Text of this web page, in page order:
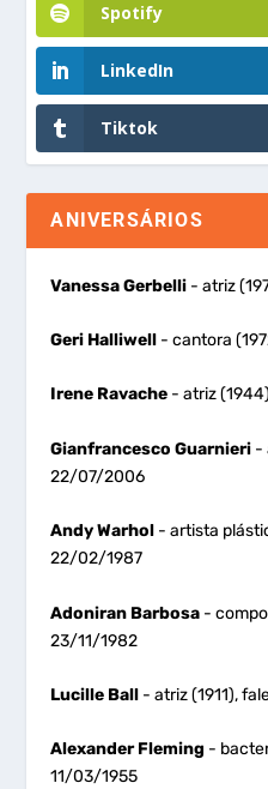
Spotify
LinkedIn
Tiktok
ANIVERSÁRIOS
Vanessa Gerbelli - atriz
Geri Halliwell - cantora
Irene Ravache - atriz (1944)
Gianfrancesco Guarnieri -
22/07/2006
Andy Warhol - artista
22/02/1987
Adoniran Barbosa -
23/11/1982
Lucille Ball - atriz (1911),
Alexander Fleming -
11/03/1955